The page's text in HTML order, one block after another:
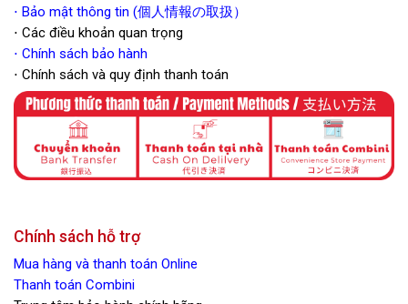
⋅ Bảo mật thông tin (個人情報の取扱）
⋅ Các điều khoản quan trọng
⋅ Chính sách bảo hành
⋅ Chính sách và quy định thanh toán
Chính sách hỗ trợ
Mua hàng và thanh toán Online
Thanh toán Combini